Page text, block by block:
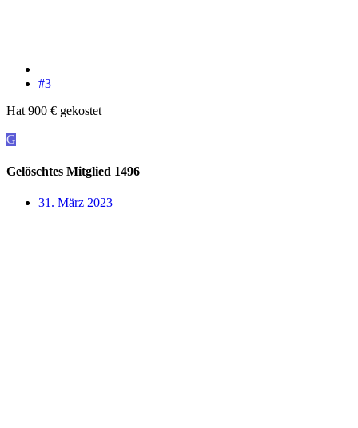
#3
Hat 900 € gekostet
G
Gelöschtes Mitglied 1496
31. März 2023